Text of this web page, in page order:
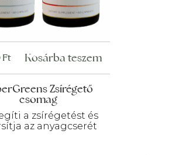
Zsírégető
csomag
a zsírégetést és
az anyagcserét
Ft Kosárba teszem